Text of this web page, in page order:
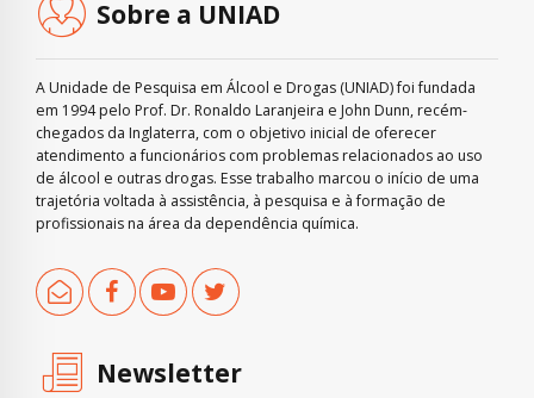
Sobre a UNIAD
A Unidade de Pesquisa em Álcool e Drogas (UNIAD) foi fundada
em 1994 pelo Prof. Dr. Ronaldo Laranjeira e John Dunn, recém-
chegados da Inglaterra, com o objetivo inicial de oferecer
atendimento a funcionários com problemas relacionados ao uso
de álcool e outras drogas. Esse trabalho marcou o início de uma
trajetória voltada à assistência, à pesquisa e à formação de
profissionais na área da dependência química.
Newsletter